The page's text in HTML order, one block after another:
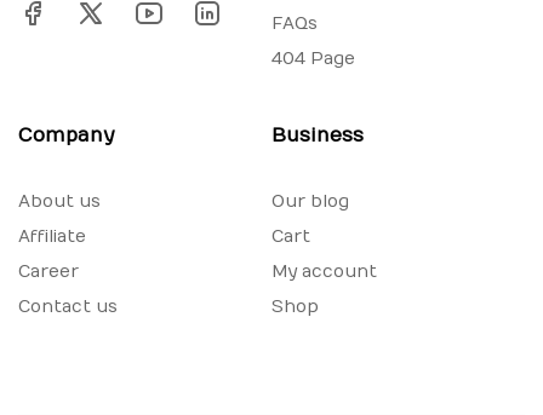
FAQs
404 Page
Company
About us
Affiliate
Career
Contact us
Business
Our blog
Cart
My account
Shop